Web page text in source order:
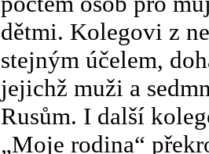
dětmi. Kolegovi z
stejným účelem,
jejichž muži a
Rusům. I další
„Moje rodina“